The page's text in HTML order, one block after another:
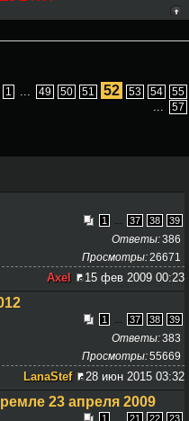
1 ... 49 50 51 52 53 54 55
... 57
1 ... 37 38 39
386
Ответы
26671
Просмотры
Axel 15 фев 2009 00:23
1 ... 37 38 39
383
Ответы
55669
Просмотры
LanaStef 28 июн 2015 03:32
23 апреля 2009
1 21 22 23